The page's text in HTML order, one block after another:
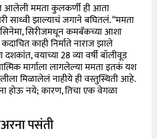
आलेली ममता कुलकर्णी ही आता
साध्वी झाल्याचं जगाने बघितलं. “ममता
सिरीजमधून कमबॅकच्या आशा
काही निर्माते नाराज झाले
वयाच्या 28 व्या वर्षी बॉलीवूड
मार्गाला लागलेल्या ममता इतकं यश
मिळालेलं नाहीये ही वस्तुस्थिती आहे.
होऊ नये; कारण, तिचा एक वेगळा
पसंती